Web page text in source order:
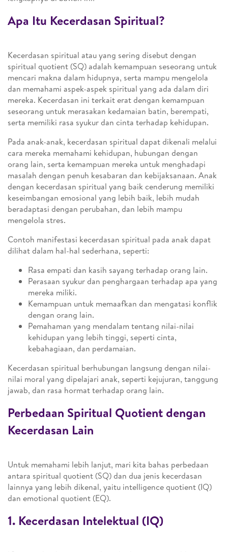
Apa Itu Kecerdasan Spiritual?
Kecerdasan spiritual atau yang sering disebut dengan
spiritual quotient (SQ) adalah kemampuan seseorang untuk
mencari makna dalam hidupnya, serta mampu mengelola
dan memahami aspek-aspek spiritual yang ada dalam diri
mereka. Kecerdasan ini terkait erat dengan kemampuan
seseorang untuk merasakan kedamaian batin, berempati,
serta memiliki rasa syukur dan cinta terhadap kehidupan.
Pada anak-anak, kecerdasan spiritual dapat dikenali melalui
cara mereka memahami kehidupan, hubungan dengan
orang lain, serta kemampuan mereka untuk menghadapi
masalah dengan penuh kesabaran dan kebijaksanaan. Anak
dengan kecerdasan spiritual yang baik cenderung memiliki
keseimbangan emosional yang lebih baik, lebih mudah
beradaptasi dengan perubahan, dan lebih mampu
mengelola stres.
Contoh manifestasi kecerdasan spiritual pada anak dapat
dilihat dalam hal-hal sederhana, seperti:
Rasa empati dan kasih sayang terhadap orang lain.
Perasaan syukur dan penghargaan terhadap apa yang
mereka miliki.
Kemampuan untuk memaafkan dan mengatasi konflik
dengan orang lain.
Pemahaman yang mendalam tentang nilai-nilai
kehidupan yang lebih tinggi, seperti cinta,
kebahagiaan, dan perdamaian.
Kecerdasan spiritual berhubungan langsung dengan nilai-
nilai moral yang dipelajari anak, seperti kejujuran, tanggung
jawab, dan rasa hormat terhadap orang lain.
Perbedaan Spiritual Quotient dengan
Kecerdasan Lain
Untuk memahami lebih lanjut, mari kita bahas perbedaan
antara spiritual quotient (SQ) dan dua jenis kecerdasan
lainnya yang lebih dikenal, yaitu intelligence quotient (IQ)
dan emotional quotient (EQ).
1. Kecerdasan Intelektual (IQ)